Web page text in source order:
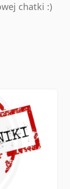
chatki :)